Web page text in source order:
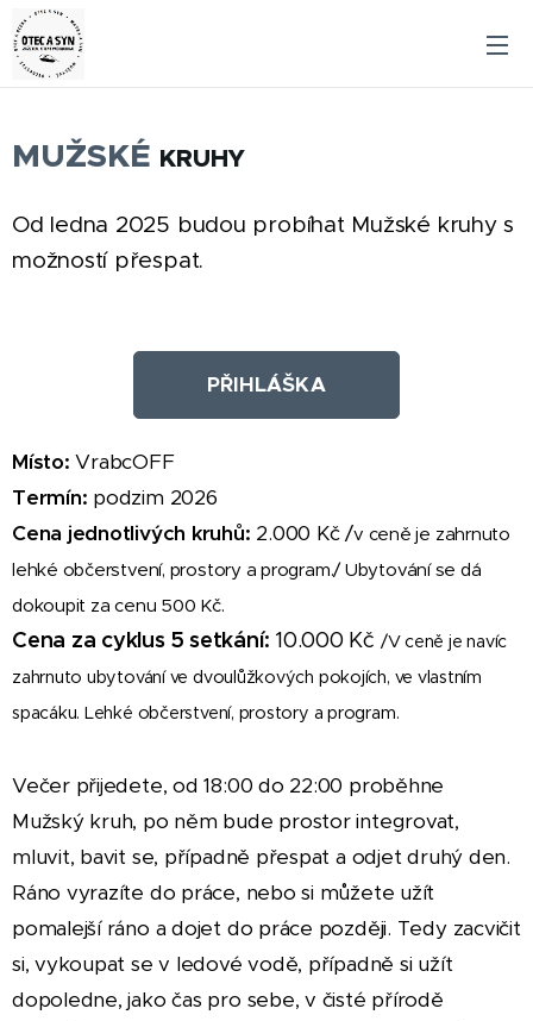
MUŽSKÉ KRUHY
Od ledna 2025 budou probíhat Mužské kruhy s
možností přespat.
PŘIHLÁŠKA
Místo:VrabcOFF
Termín: podzim 2026
Cena jednotlivých kruhů: 2.000 Kč /v ceně je zahrnuto
lehké občerstvení, prostory a program./ Ubytování se dá
dokoupit za cenu 500 Kč.
Cena za cyklus 5 setkání: 10.000 Kč /V ceně je navíc
zahrnuto ubytování ve dvoulůžkových pokojích, ve vlastním
spacáku. Lehké občerstvení, prostory a program.
Večer přijedete, od 18:00 do 22:00 proběhne
Mužský kruh, po něm bude prostor integrovat,
mluvit, bavit se, případně přespat a odjet druhý den.
Ráno vyrazíte do práce, nebo si můžete užít
pomalejší ráno a dojet do práce později. Tedy zacvičit
si, vykoupat se v ledové vodě, případně si užít
dopoledne, jako čas pro sebe, v čisté přírodě